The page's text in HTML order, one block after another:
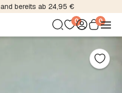
bereits ab 24,95 €
0 0